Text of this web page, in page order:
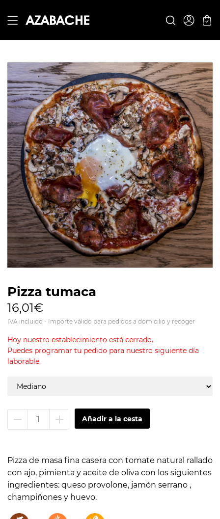
Pizza tumaca
16,01€
IVA incluido - Importe válido para pedidos a domicilio y recoger
Hoy nuestro establecimiento está cerrado.
Puedes programar tu pedido para nuestro siguiente día
laborable.
Pizza de masa fina casera con tomate natural rallado
con ajo, pimienta y aceite de oliva con los siguientes
ingredientes: queso provolone, jamón serrano ,
champiñones y huevo.